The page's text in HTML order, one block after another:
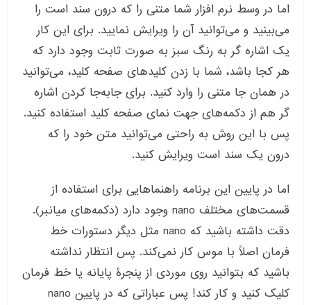
اما در وسط نرم افزار شما متنی را که درون سند است را
می‌بینید و می‌توانید آن را ویرایش نمایید. برای این کار
یک اشاره گر به رنگ سبز به صورت ثابت وجود دارد که
هر کجا باشد، شما با زدن کلیدهای صفحه کلید، می‌توانید
در همان جا متنی را وارد کنید. برای جابه‌جا کردن اشاره
گر هم از دکمه‌های جهت نمای صفحه کلید استفاده کنید.
پس با این روش به راحتی می‌توانید متن خود را که
درون یک سند است ویرایش کنید.
اما در پایین این برنامه راهنماهایی برای استفاده از
قسمت‌های مختلف nano وجود دارد (دکمه‌های میانبر).
دقت داشته باشید که nano مثل دیگر دستورات خط
فرمان اصلاً با موس کار نمی‌کند. پس انتظار نداشته
باشید که بتوانید روی موردی از پنجرۀ پایانه یا خط فرمان
کلیک کنید و کار کند! پس عباراتی که در پایین nano